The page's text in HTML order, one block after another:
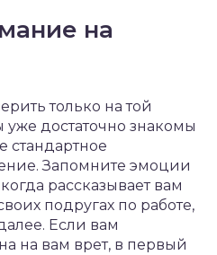
на
только на той
достаточно знакомы
стандартное
Запомните эмоции
рассказывает вам
подругах по работе,
Если вам
на вам врет, в первый